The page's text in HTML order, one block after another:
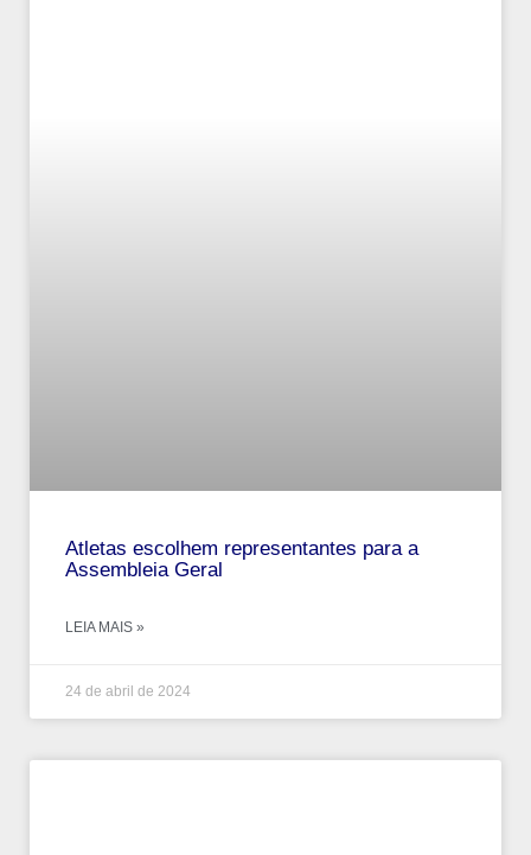
Atletas escolhem representantes para a
Assembleia Geral
LEIA MAIS »
24 de abril de 2024